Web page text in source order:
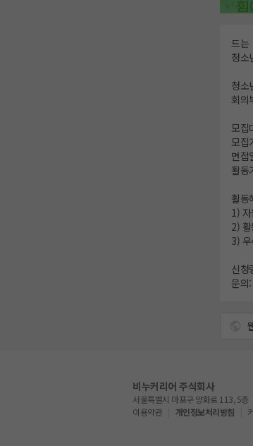
드는
청소
청소
회의
모집
모집
면접
활동
활동
1)
2)
3)
신청
문의
비누커리어 주식회사
서울특별시 마포구 양화로 113, 5층
이용약관
개인정보처리방침